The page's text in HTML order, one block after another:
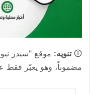
🛈تنويه: موقع "سيدر
مضموناً، وهو يعبّر فقط